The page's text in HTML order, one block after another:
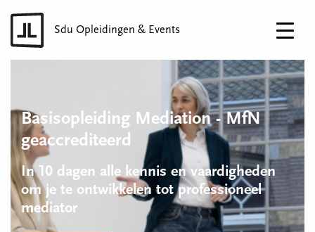
Sdu Opleidingen & Events
Basisopleiding Mediation - MfN
geaccrediteerd
In 10 dagen alle kennis en vaardigheden
om je te ontwikkelen tot professioneel
mediator